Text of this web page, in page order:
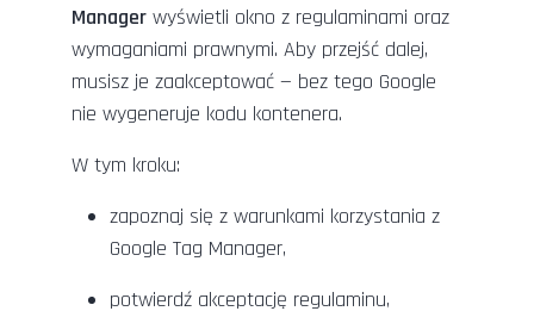
Manager wyświetli okno z regulaminami oraz
wymaganiami prawnymi. Aby przejść dalej,
musisz je zaakceptować — bez tego Google
nie wygeneruje kodu kontenera.
W tym kroku:
zapoznaj się z warunkami korzystania z
Google Tag Manager,
potwierdź akceptację regulaminu,